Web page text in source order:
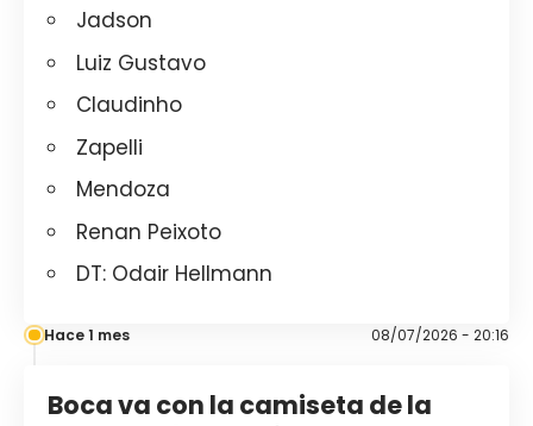
Jadson
Luiz Gustavo
Claudinho
Zapelli
Mendoza
Renan Peixoto
DT: Odair Hellmann
Hace 1 mes 08/07/2026 - 20:16
Boca va con la camiseta de la